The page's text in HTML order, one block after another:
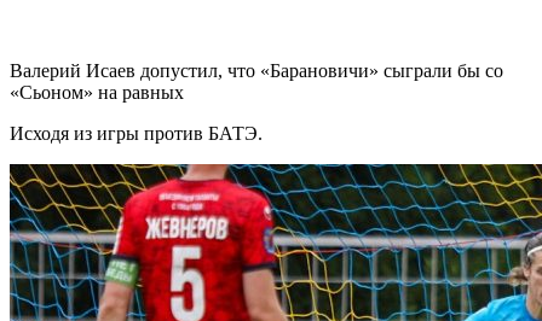
Валерий Исаев допустил, что «Барановичи» сыграли бы со
«Сьоном» на равных
Исходя из игры против БАТЭ.